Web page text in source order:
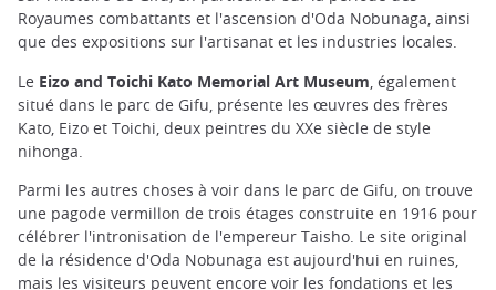
Royaumes combattants et l'ascension d'Oda Nobunaga, ainsi
que des expositions sur l'artisanat et les industries locales.
Le Eizo and Toichi Kato Memorial Art Museum , également
situé dans le parc de Gifu, présente les œuvres des frères
Kato, Eizo et Toichi, deux peintres du XXe siècle de style
nihonga.
Parmi les autres choses à voir dans le parc de Gifu, on trouve
une pagode vermillon de trois étages construite en 1916 pour
célébrer l'intronisation de l'empereur Taisho. Le site original
de la résidence d'Oda Nobunaga est aujourd'hui en ruines,
mais les visiteurs peuvent encore voir les fondations et les